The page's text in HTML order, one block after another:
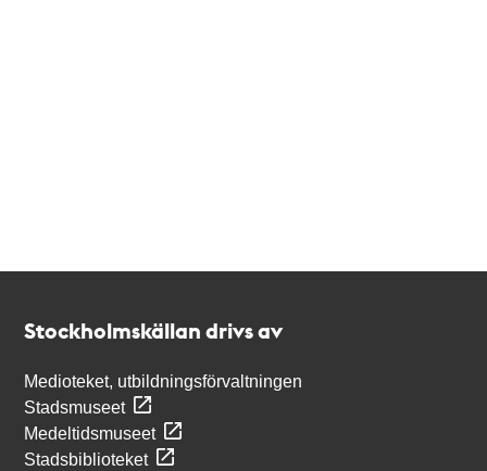
Stockholmskällan drivs av
Medioteket, utbildningsförvaltningen
Stadsmuseet
Medeltidsmuseet
Stadsbiblioteket